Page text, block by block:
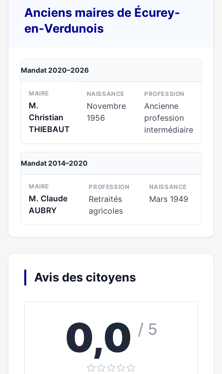
Anciens maires de Écurey-
en-Verdunois
Mandat 2020–2026
MAIRE
M.
Christian
THIEBAUT
NAISSANCE
Novembre
1956
PROFESSION
Ancienne
profession
intermédiaire
Mandat 2014–2020
MAIRE
M. Claude
AUBRY
PROFESSION
Retraités
agricoles
NAISSANCE
Mars 1949
Avis des citoyens
0,0 / 5